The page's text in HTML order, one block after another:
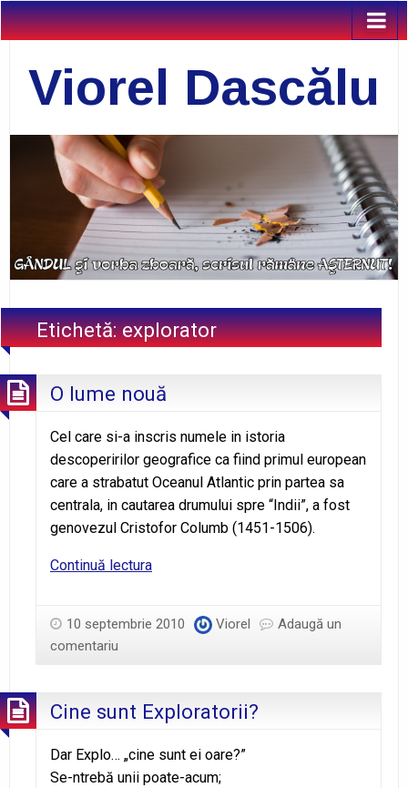
Viorel Dascălu
Etichetă:explorator
O lume nouă
Cel care si-a inscris numele in istoria
descoperirilor geografice ca fiind primul european
care a strabatut Oceanul Atlantic prin partea sa
centrala, in cautarea drumului spre “Indii”, a fost
genovezul Cristofor Columb (1451-1506).
Continuă lecturaO
10 septembrie 2010 Viorel
Adaugă un
comentariu
Cine sunt Exploratorii?
Dar Explo… „cine sunt ei oare?”
Se-ntrebă unii poate-acum;